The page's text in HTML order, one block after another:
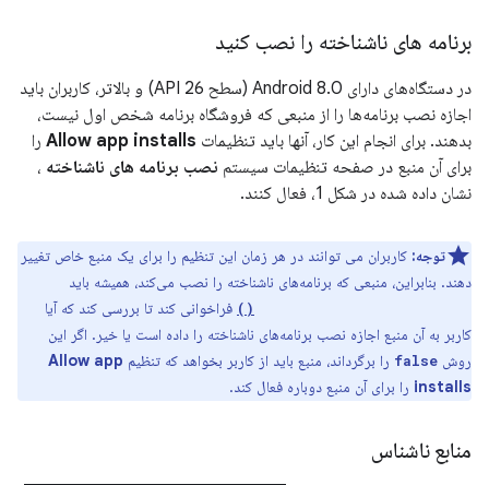
برنامه های ناشناخته را نصب کنید
در دستگاه‌های دارای Android 8.0 (سطح API 26) و بالاتر، کاربران باید
اجازه نصب برنامه‌ها را از منبعی که فروشگاه برنامه شخص اول نیست،
بدهند. برای انجام این کار، آنها باید تنظیمات Allow app installs را
برای آن منبع در صفحه تنظیمات سیستم نصب برنامه های ناشناخته ،
نشان داده شده در شکل 1، فعال کنند.
توجه: کاربران می توانند در هر زمان این تنظیم را برای یک منبع خاص تغییر
دهند. بنابراین، منبعی که برنامه‌های ناشناخته را نصب می‌کند، همیشه باید
فراخوانی کند تا بررسی کند که آیا
کاربر به آن منبع اجازه نصب برنامه‌های ناشناخته را داده است یا خیر. اگر این
روش false را برگرداند، منبع باید از کاربر بخواهد که تنظیم Allow app
installs را برای آن منبع دوباره فعال کند.
منابع ناشناس